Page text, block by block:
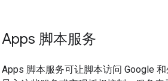
Apps 脚本服务
Apps 脚本服务可让脚本访问 Google